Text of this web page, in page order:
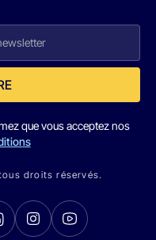
que vous acceptez nos
droits réservés.